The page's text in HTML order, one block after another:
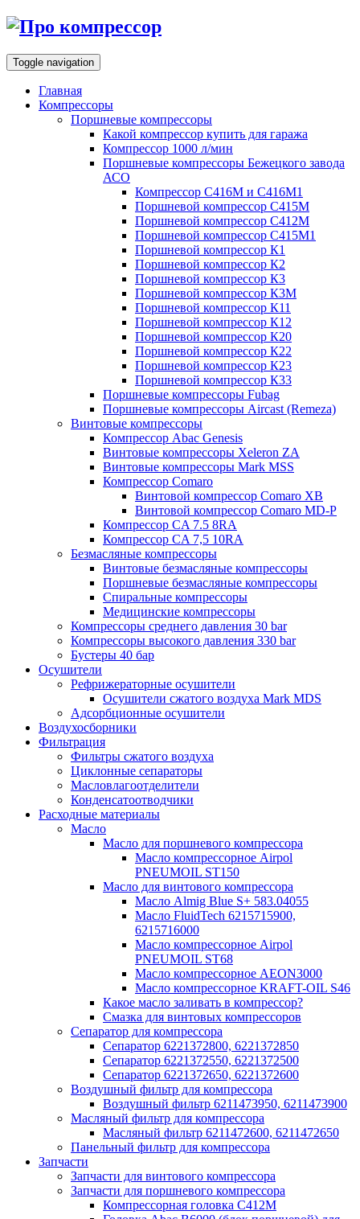
Toggle navigation
Главная
Компрессоры
Поршневые компрессоры
Какой компрессор купить для гаража
Компрессор 1000 л/мин
Поршневые компрессоры Бежецкого завода
АСО
Компрессор С416М и С416М1
Поршневой компрессор С415М
Поршневой компрессор С412М
Поршневой компрессор С415М1
Поршневой компрессор К1
Поршневой компрессор К2
Поршневой компрессор К3
Поршневой компрессор К3М
Поршневой компрессор К11
Поршневой компрессор К12
Поршневой компрессор К20
Поршневой компрессор К22
Поршневой компрессор К23
Поршневой компрессор К33
Поршневые компрессоры Fubag
Поршневые компрессоры Aircast (Remeza)
Винтовые компрессоры
Компрессор Abac Genesis
Винтовые компрессоры Xeleron ZA
Винтовые компрессоры Mark MSS
Компрессор Comaro
Винтовой компрессор Comaro XB
Винтовой компрессор Comaro MD-P
Компрессор CA 7.5 8RA
Компрессор CA 7,5 10RA
Безмасляные компрессоры
Винтовые безмасляные компрессоры
Поршневые безмасляные компрессоры
Спиральные компрессоры
Медицинские компрессоры
Компрессоры среднего давления 30 bar
Компрессоры высокого давления 330 bar
Бустеры 40 бар
Осушители
Рефрижераторные осушители
Осушители сжатого воздуха Mark MDS
Адсорбционные осушители
Воздухосборники
Фильтрация
Фильтры сжатого воздуха
Циклонные сепараторы
Масловлагоотделители
Конденсатоотводчики
Расходные материалы
Масло
Масло для поршневого компрессора
Масло компрессорное Airpol
PNEUMOIL ST150
Масло для винтового компрессора
Масло Almig Blue S+ 583.04055
Масло FluidTech 6215715900,
6215716000
Масло компрессорное Airpol
PNEUMOIL ST68
Масло компрессорное AEON3000
Масло компрессорное KRAFT-OIL S46
Какое масло заливать в компрессор?
Смазка для винтовых компрессоров
Сепаратор для компрессора
Сепаратор 6221372800, 6221372850
Сепаратор 6221372550, 6221372500
Сепаратор 6221372650, 6221372600
Воздушный фильтр для компрессора
Воздушный фильтр 6211473950, 6211473900
Масляный фильтр для компрессора
Масляный фильтр 6211472600, 6211472650
Панельный фильтр для компрессора
Запчасти
Запчасти для винтового компрессора
Запчасти для поршневого компрессора
Компрессорная головка С412М